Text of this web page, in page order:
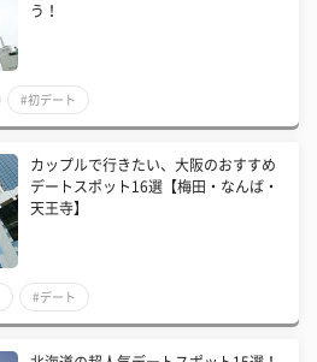
う！
#初デート
カップルで行きたい、大阪のおすすめ
デートスポット16選【梅田・なんば・
天王寺】
#デート